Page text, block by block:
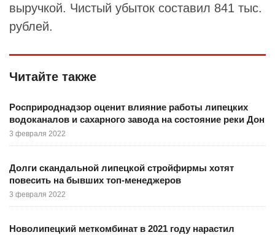
выручкой. Чистый убыток составил 841 тыс.
рублей.
Читайте также
Росприроднадзор оценит влияние работы липецких
водоканалов и сахарного завода на состояние реки Дон
3 февраля 2022
Долги скандальной липецкой стройфирмы хотят
повесить на бывших топ-менеджеров
3 февраля 2022
Новолипецкий меткомбинат в 2021 году нарастил